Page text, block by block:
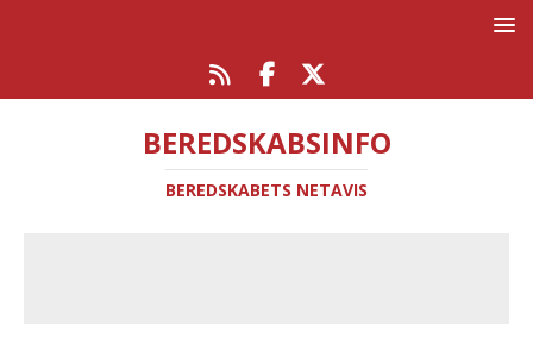
BEREDSKABSINFO
BEREDSKABETS NETAVIS